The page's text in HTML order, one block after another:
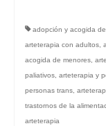
adopción y acogida
arteterapia con adultos
acogida de menores
paliativos arteterapia y
personas trans
trastornos de la
arteterapia